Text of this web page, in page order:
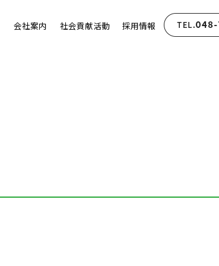
会社案内 社会貢献活動 採用情報